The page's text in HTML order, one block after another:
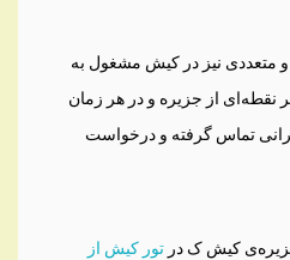
متعددی نیز در کیش مشغول به
نقطه‌ای از جزیره و در هر زمان
تماس گرفته و درخواست
کیش ک در تور کیش از